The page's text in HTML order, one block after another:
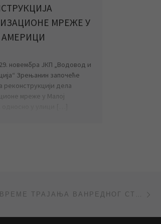
МРЕЖЕ У
АМЕРИЦИ
новембра ЈКП „Водовод и
Зрењанин започеће
реконструкцији дела
мреже у Малој
РАД СА КОРИСНИЦИМА ЗА ВРЕМЕ ТРАЈАЊА ВАНРЕДНОГ СТАЊА